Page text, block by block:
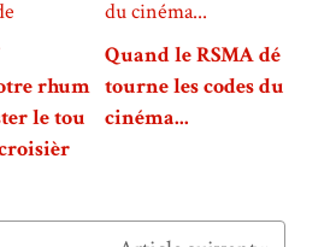
rhum
le tou
Quand le RSMA dé
tourne les codes du
cinéma...